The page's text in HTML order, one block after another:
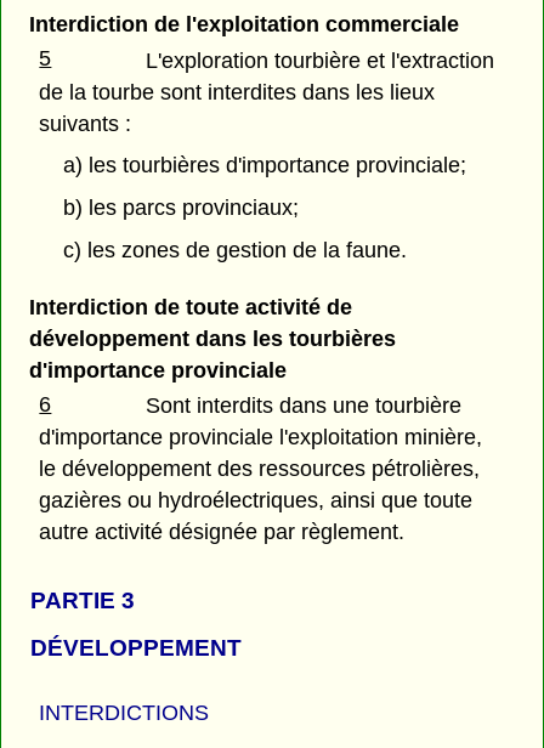
Interdiction de l'exploitation commerciale
5
L'exploration tourbière et l'extraction
de la tourbe sont interdites dans les lieux
suivants :
a) les tourbières d'importance provinciale;
b) les parcs provinciaux;
c) les zones de gestion de la faune.
Interdiction de toute activité de
développement dans les tourbières
d'importance provinciale
6
Sont interdits dans une tourbière
d'importance provinciale l'exploitation minière,
le développement des ressources pétrolières,
gazières ou hydroélectriques, ainsi que toute
autre activité désignée par règlement.
PARTIE 3
DÉVELOPPEMENT
INTERDICTIONS